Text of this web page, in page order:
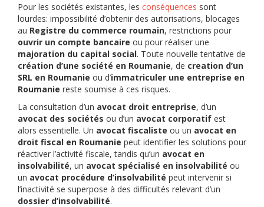
Pour les sociétés existantes, les conséquences sont
lourdes: impossibilité d’obtenir des autorisations, blocages
au Registre du commerce roumain, restrictions pour
ouvrir un compte bancaire ou pour réaliser une
majoration du capital social. Toute nouvelle tentative de
création d’une société en Roumanie, de creation d’un
SRL en Roumanie ou d’immatriculer une entreprise en
Roumanie reste soumise à ces risques.
La consultation d’un avocat droit entreprise, d’un
avocat des sociétés ou d’un avocat corporatif est
alors essentielle. Un avocat fiscaliste ou un avocat en
droit fiscal en Roumanie peut identifier les solutions pour
réactiver l’activité fiscale, tandis qu’un avocat en
insolvabilité, un avocat spécialisé en insolvabilité ou
un avocat procédure d’insolvabilité peut intervenir si
l’inactivité se superpose à des difficultés relevant d’un
dossier d’insolvabilité.